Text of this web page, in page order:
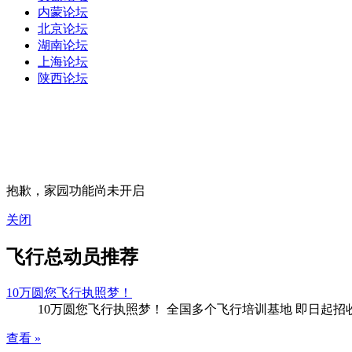
内蒙论坛
北京论坛
湖南论坛
上海论坛
陕西论坛
抱歉，家园功能尚未开启
关闭
飞行总动员推荐
10万圆您飞行执照梦！
10万圆您飞行执照梦！ 全国多个飞行培训基地 即日起招
查看 »